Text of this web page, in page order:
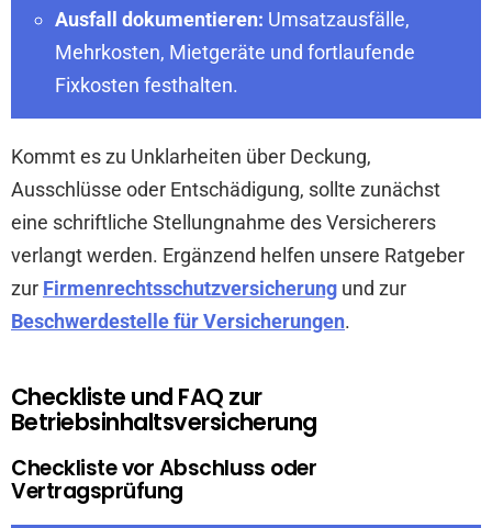
Ausfall dokumentieren: Umsatzausfälle,
Mehrkosten, Mietgeräte und fortlaufende
Fixkosten festhalten.
Kommt es zu Unklarheiten über Deckung,
Ausschlüsse oder Entschädigung, sollte zunächst
eine schriftliche Stellungnahme des Versicherers
verlangt werden. Ergänzend helfen unsere Ratgeber
zur Firmenrechtsschutzversicherung und zur
Beschwerdestelle für Versicherungen.
Checkliste und FAQ zur
Betriebsinhaltsversicherung
Checkliste vor Abschluss oder
Vertragsprüfung